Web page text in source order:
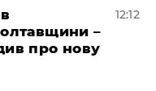
–
про нову
12:12